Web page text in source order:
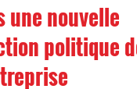
une nouvelle
politique